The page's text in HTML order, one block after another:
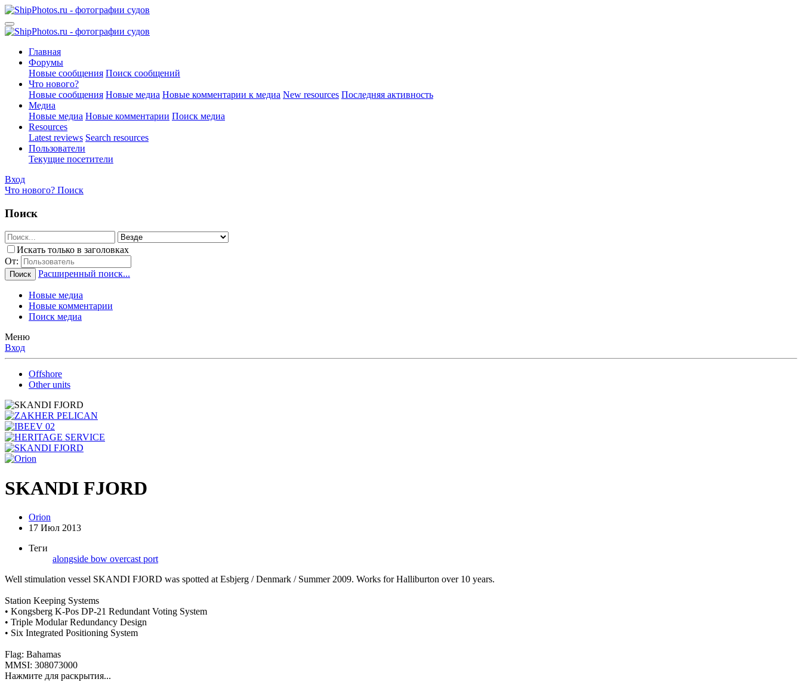
Главная
Форумы
Новые сообщения Поиск сообщений
Что нового?
Новые сообщения Новые медиа Новые комментарии к медиа New resources Последняя активность
Медиа
Новые медиа Новые комментарии Поиск медиа
Resources
Latest reviews Search resources
Пользователи
Текущие посетители
Вход
Что нового? Поиск
Поиск
Искать только в заголовках
От:
Поиск Расширенный поиск...
Новые медиа
Новые комментарии
Поиск медиа
Меню
Вход
Offshore
Other units
SKANDI FJORD
Orion
17 Июл 2013
Теги
alongside bow overcast port
Well stimulation vessel SKANDI FJORD was spotted at Esbjerg / Denmark / Summer 2009. Works for Halliburton over 10 years.
Station Keeping Systems
• Kongsberg K-Pos DP-21 Redundant Voting System
• Triple Modular Redundancy Design
• Six Integrated Positioning System
Flag: Bahamas
MMSI: 308073000
Нажмите для раскрытия...